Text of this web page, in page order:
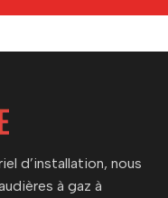
d’installation, nous
à gaz à